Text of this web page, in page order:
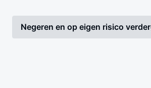
Negeren en op eigen risico